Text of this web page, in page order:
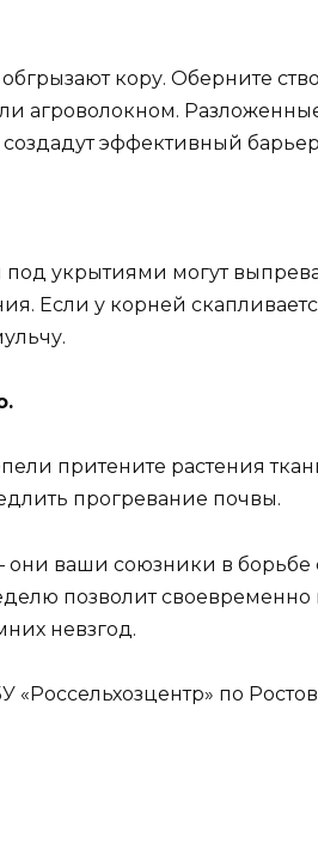
кору. Оберните
агроволокном.
эффективный
укрытиями могут
Если у корней
притените растения
прогревание почвы.
ваши союзники в борьбе
позволит своевременно
невзгод.
по